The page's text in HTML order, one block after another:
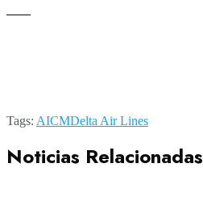
——
Tags: AICMDelta Air Lines
Noticias Relacionadas